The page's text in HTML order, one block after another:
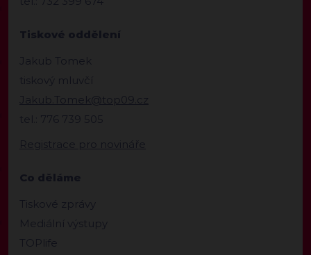
Tiskové oddělení
Jakub Tomek
tiskový mluvčí
Jakub.Tomek@top09.cz
tel.: 776 739 505
Registrace pro novináře
Co děláme
Tiskové zprávy
Mediální výstupy
TOPlife